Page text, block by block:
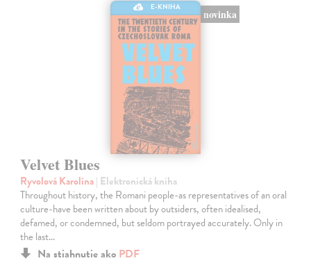
E-KNIHA
novinka
Velvet Blues
Ryvolová Karolína| Elektronická kniha
Throughout history, the Romani people-as representatives of an oral
culture-have been written about by outsiders, often idealised,
defamed, or condemned, but seldom portrayed accurately. Only in
the last…
Na stiahnutie ako PDF